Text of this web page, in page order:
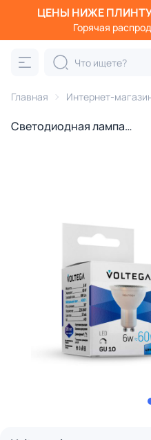
ЦЕНЫ НИЖЕ
Горячая
Главная Интернет-
Светодиодная лампа